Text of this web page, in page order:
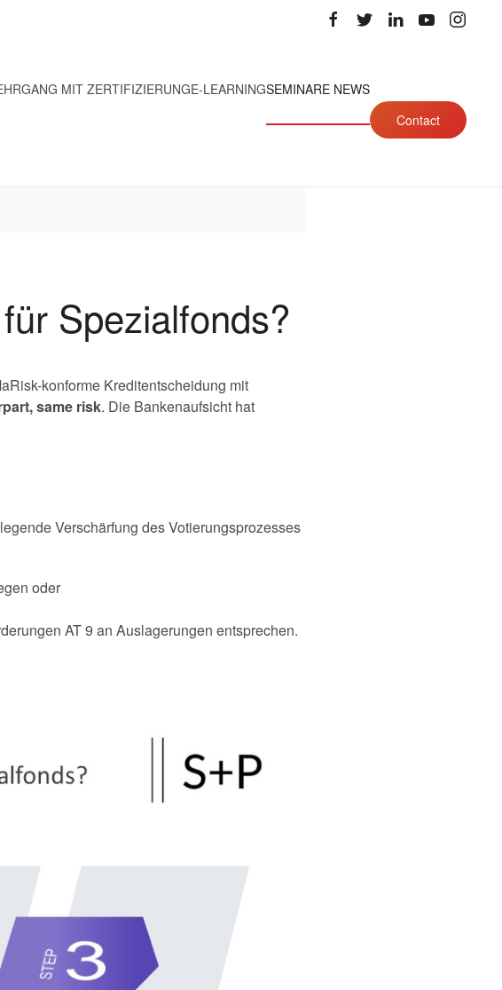
MIT ZERTIFIZIERUNGE-LEARNINGSEMINARE NEWS
Contact
Spezialfonds?
konforme Kreditentscheidung mit
same risk. Die Bankenaufsicht hat
Verschärfung des Votierungsprozesses
oder
AT 9 an Auslagerungen entsprechen.